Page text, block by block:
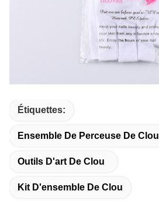
Étiquettes:
Ensemble De Perceuse De Clou
Outils D'art De Clou
Kit D'ensemble De Clou